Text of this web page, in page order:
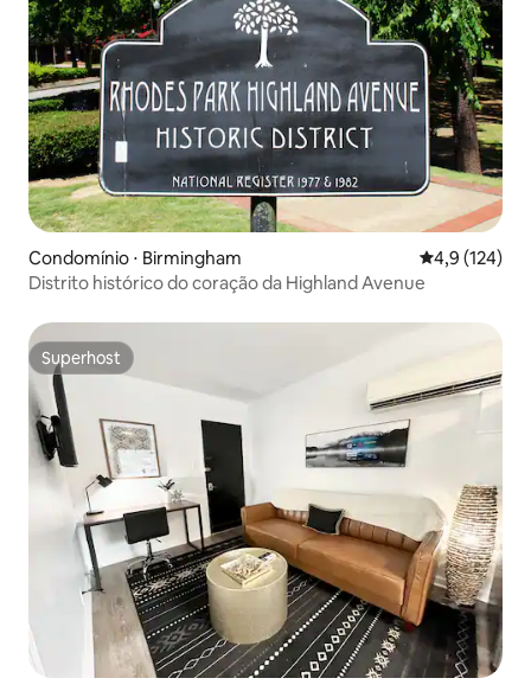
Condomínio ⋅ Birmingham 4,9 de uma
4,9 (124)
Distrito histórico do coração da Highland Avenue
Superhost
Superhost